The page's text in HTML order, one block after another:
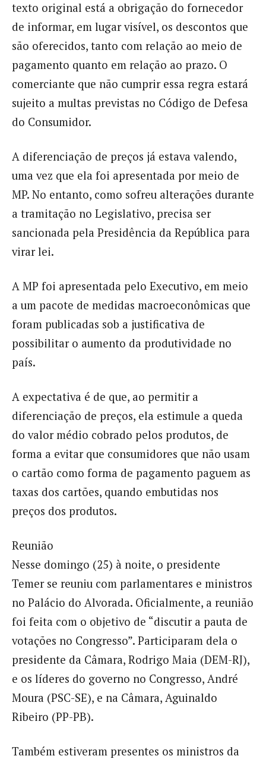
texto original está a obrigação do fornecedor
de informar, em lugar visível, os descontos que
são oferecidos, tanto com relação ao meio de
pagamento quanto em relação ao prazo. O
comerciante que não cumprir essa regra estará
sujeito a multas previstas no Código de Defesa
do Consumidor.
A diferenciação de preços já estava valendo,
uma vez que ela foi apresentada por meio de
MP. No entanto, como sofreu alterações durante
a tramitação no Legislativo, precisa ser
sancionada pela Presidência da República para
virar lei.
A MP foi apresentada pelo Executivo, em meio
a um pacote de medidas macroeconômicas que
foram publicadas sob a justificativa de
possibilitar o aumento da produtividade no
país.
A expectativa é de que, ao permitir a
diferenciação de preços, ela estimule a queda
do valor médio cobrado pelos produtos, de
forma a evitar que consumidores que não usam
o cartão como forma de pagamento paguem as
taxas dos cartões, quando embutidas nos
preços dos produtos.
Reunião
Nesse domingo (25) à noite, o presidente
Temer se reuniu com parlamentares e ministros
no Palácio do Alvorada. Oficialmente, a reunião
foi feita com o objetivo de “discutir a pauta de
votações no Congresso”. Participaram dela o
presidente da Câmara, Rodrigo Maia (DEM-RJ),
e os líderes do governo no Congresso, André
Moura (PSC-SE), e na Câmara, Aguinaldo
Ribeiro (PP-PB).
Também estiveram presentes os ministros da